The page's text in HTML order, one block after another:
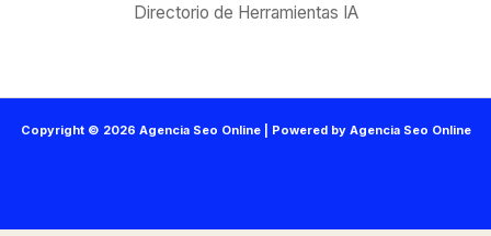
Directorio de Herramientas IA
Copyright © 2026 Agencia Seo Online | Powered by Agencia Seo Online